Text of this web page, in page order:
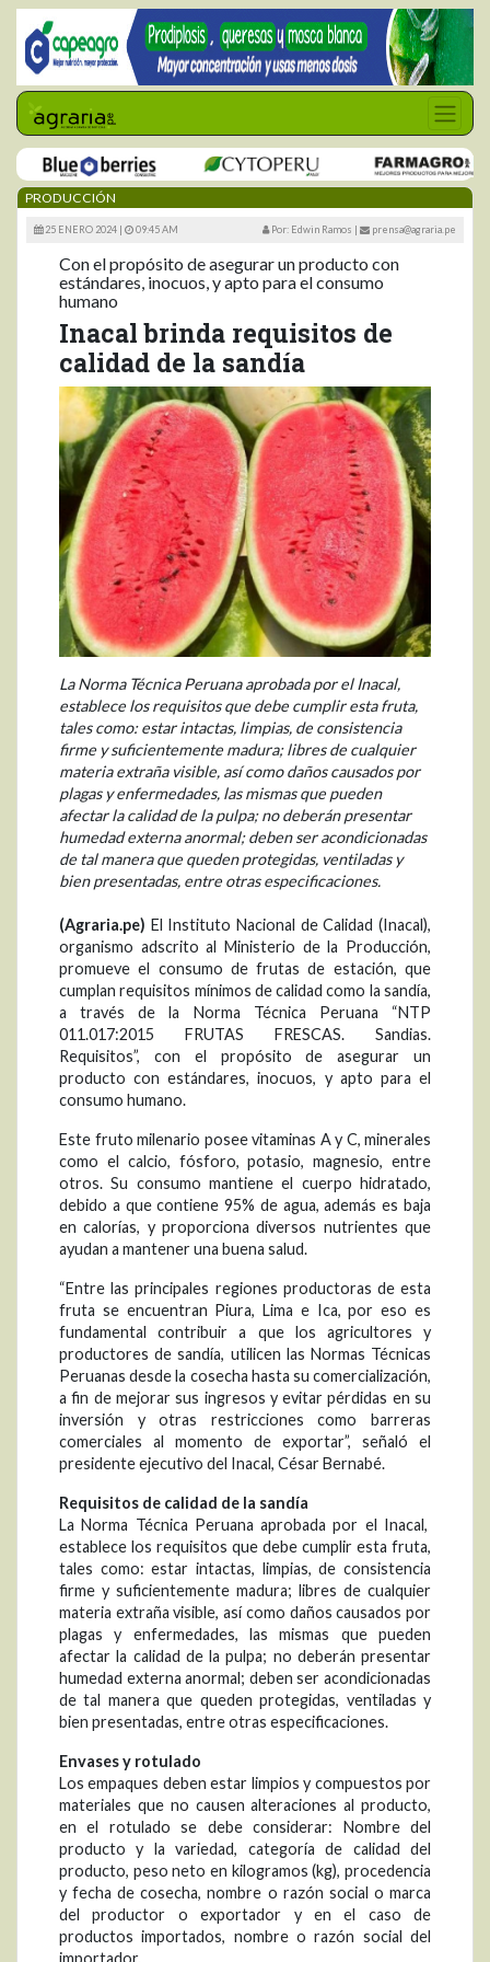
PRODUCCIÓN
25 ENERO 2024 | 09:45 AM Por: Edwin Ramos | prensa@agraria.pe
Con el propósito de asegurar un producto con
estándares, inocuos, y apto para el consumo
humano
Inacal brinda requisitos de
calidad de la sandía
La Norma Técnica Peruana aprobada por el Inacal,
establece los requisitos que debe cumplir esta fruta,
tales como: estar intactas, limpias, de consistencia
firme y suficientemente madura; libres de cualquier
materia extraña visible, así como daños causados por
plagas y enfermedades, las mismas que pueden
afectar la calidad de la pulpa; no deberán presentar
humedad externa anormal; deben ser acondicionadas
de tal manera que queden protegidas, ventiladas y
bien presentadas, entre otras especificaciones.
(Agraria.pe) El Instituto Nacional de Calidad (Inacal),
organismo adscrito al Ministerio de la Producción,
promueve el consumo de frutas de estación, que
cumplan requisitos mínimos de calidad como la sandía,
a través de la Norma Técnica Peruana “NTP
011.017:2015 FRUTAS FRESCAS. Sandias.
Requisitos”, con el propósito de asegurar un
producto con estándares, inocuos, y apto para el
consumo humano.
Este fruto milenario posee vitaminas A y C, minerales
como el calcio, fósforo, potasio, magnesio, entre
otros. Su consumo mantiene el cuerpo hidratado,
debido a que contiene 95% de agua, además es baja
en calorías, y proporciona diversos nutrientes que
ayudan a mantener una buena salud.
“Entre las principales regiones productoras de esta
fruta se encuentran Piura, Lima e Ica, por eso es
fundamental contribuir a que los agricultores y
productores de sandía, utilicen las Normas Técnicas
Peruanas desde la cosecha hasta su comercialización,
a fin de mejorar sus ingresos y evitar pérdidas en su
inversión y otras restricciones como barreras
comerciales al momento de exportar”, señaló el
presidente ejecutivo del Inacal, César Bernabé.
Requisitos de calidad de la sandía
La Norma Técnica Peruana aprobada por el Inacal,
establece los requisitos que debe cumplir esta fruta,
tales como: estar intactas, limpias, de consistencia
firme y suficientemente madura; libres de cualquier
materia extraña visible, así como daños causados por
plagas y enfermedades, las mismas que pueden
afectar la calidad de la pulpa; no deberán presentar
humedad externa anormal; deben ser acondicionadas
de tal manera que queden protegidas, ventiladas y
bien presentadas, entre otras especificaciones.
Envases y rotulado
Los empaques deben estar limpios y compuestos por
materiales que no causen alteraciones al producto,
en el rotulado se debe considerar: Nombre del
producto y la variedad, categoría de calidad del
producto, peso neto en kilogramos (kg), procedencia
y fecha de cosecha, nombre o razón social o marca
del productor o exportador y en el caso de
productos importados, nombre o razón social del
importador.